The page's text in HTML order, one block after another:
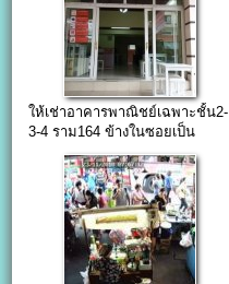
ให้เช่าอาคารพาณิชย์เฉพาะชั้น2-
3-4 ราม164 ข้างในซอยเป็น